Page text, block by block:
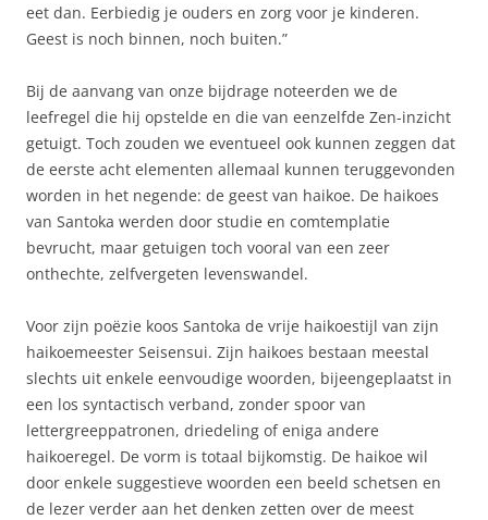
eet dan. Eerbiedig je ouders en zorg voor je kinderen.
Geest is noch binnen, noch buiten.”
Bij de aanvang van onze bijdrage noteerden we de
leefregel die hij opstelde en die van eenzelfde Zen-inzicht
getuigt. Toch zouden we eventueel ook kunnen zeggen dat
de eerste acht elementen allemaal kunnen teruggevonden
worden in het negende: de geest van haikoe. De haikoes
van Santoka werden door studie en comtemplatie
bevrucht, maar getuigen toch vooral van een zeer
onthechte, zelfvergeten levenswandel.
Voor zijn poëzie koos Santoka de vrije haikoestijl van zijn
haikoemeester Seisensui. Zijn haikoes bestaan meestal
slechts uit enkele eenvoudige woorden, bijeengeplaatst in
een los syntactisch verband, zonder spoor van
lettergreeppatronen, driedeling of eniga andere
haikoeregel. De vorm is totaal bijkomstig. De haikoe wil
door enkele suggestieve woorden een beeld schetsen en
de lezer verder aan het denken zetten over de meest